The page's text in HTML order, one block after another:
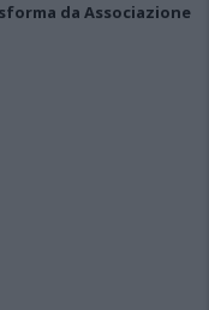
da Associazione